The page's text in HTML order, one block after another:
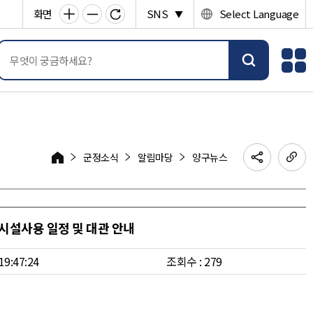
화면 SNS ▼ Select Language
군정소식 알림마당 양구뉴스
설사용 일정 및 대관 안내
조회수 : 279